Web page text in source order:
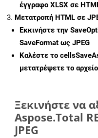
έγγραφο XLSX σε
Μετατροπή HTML σε
Εκκινήστε την
SaveFormat ως JPEG
Καλέστε το
μετατρέψετε το
Ξεκινήστε να
Aspose.Total
JPEG